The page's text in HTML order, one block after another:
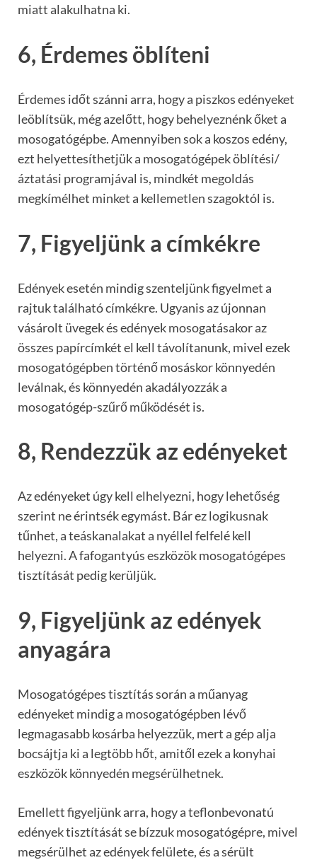
miatt alakulhatna ki.
6, Érdemes öblíteni
Érdemes időt szánni arra, hogy a piszkos edényeket
leöblítsük, még azelőtt, hogy behelyeznénk őket a
mosogatógépbe. Amennyiben sok a koszos edény,
ezt helyettesíthetjük a mosogatógépek öblítési/
áztatási programjával is, mindkét megoldás
megkímélhet minket a kellemetlen szagoktól is.
7, Figyeljünk a címkékre
Edények esetén mindig szenteljünk figyelmet a
rajtuk található címkékre. Ugyanis az újonnan
vásárolt üvegek és edények mosogatásakor az
összes papírcímkét el kell távolítanunk, mivel ezek
mosogatógépben történő mosáskor könnyedén
leválnak, és könnyedén akadályozzák a
mosogatógép-szűrő működését is.
8, Rendezzük az edényeket
Az edényeket úgy kell elhelyezni, hogy lehetőség
szerint ne érintsék egymást. Bár ez logikusnak
tűnhet, a teáskanalakat a nyéllel felfelé kell
helyezni. A fafogantyús eszközök mosogatógépes
tisztítását pedig kerüljük.
9, Figyeljünk az edények
anyagára
Mosogatógépes tisztítás során a műanyag
edényeket mindig a mosogatógépben lévő
legmagasabb kosárba helyezzük, mert a gép alja
bocsájtja ki a legtöbb hőt, amitől ezek a konyhai
eszközök könnyedén megsérülhetnek.
Emellett figyeljünk arra, hogy a teflonbevonatú
edények tisztítását se bízzuk mosogatógépre, mivel
megsérülhet az edények felülete, és a sérült